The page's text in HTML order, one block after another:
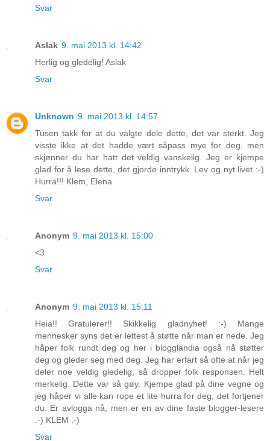
Svar
Aslak 9. mai 2013 kl. 14:42
Herlig og gledelig! Aslak
Svar
Unknown 9. mai 2013 kl. 14:57
Tusen takk for at du valgte dele dette, det var sterkt. Jeg
visste ikke at det hadde vært såpass mye for deg, men
skjønner du har hatt det veldig vanskelig. Jeg er kjempe
glad for å lese dette, det gjorde inntrykk. Lev og nyt livet :-)
Hurra!!! Klem, Elena
Svar
Anonym 9. mai 2013 kl. 15:00
<3
Svar
Anonym 9. mai 2013 kl. 15:11
Heia!! Gratulerer!! Skikkelig gladnyhet! :-) Mange
mennesker syns det er lettest å støtte når man er nede. Jeg
håper folk rundt deg og her i blogglandia også nå støtter
deg og gleder seg med deg. Jeg har erfart så ofte at når jeg
deler noe veldig gledelig, så dropper folk responsen. Helt
merkelig. Dette var så gøy. Kjempe glad på dine vegne og
jeg håper vi alle kan rope et lite hurra for deg, det fortjener
du. Er avlogga nå, men er en av dine faste blogger-lesere
:-) KLEM :-)
Svar